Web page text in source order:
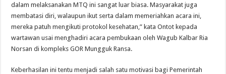
dalam melaksanakan MTQ ini sangat luar biasa. Masyarakat juga
membatasi diri, walaupun ikut serta dalam memeriahkan acara ini,
mereka patuh mengikuti protokol kesehatan,” kata Ontot kepada
wartawan usai menghadiri acara pembukaan oleh Wagub Kalbar Ria
Norsan di kompleks GOR Mungguk Ransa.
Keberhasilan ini tentu menjadi salah satu motivasi bagi Pemerintah